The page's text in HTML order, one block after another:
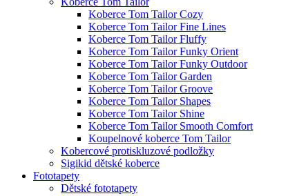
Koberce Tom Tailor Cozy
Koberce Tom Tailor Fine Lines
Koberce Tom Tailor Fluffy
Koberce Tom Tailor Funky Orient
Koberce Tom Tailor Funky Outdoor
Koberce Tom Tailor Garden
Koberce Tom Tailor Groove
Koberce Tom Tailor Shapes
Koberce Tom Tailor Shine
Koberce Tom Tailor Smooth Comfort
Koupelnové koberce Tom Tailor
Kobercové protiskluzové podložky
Sigikid dětské koberce
Fototapety
Dětské fototapety